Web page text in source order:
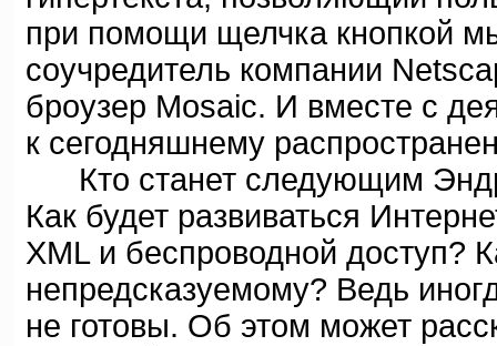
при помощи щелчка кнопкой
соучредитель компании
броузер Mosaic. И вместе с
к сегодняшнему
Кто станет следующим
Как будет развиваться
XML и беспроводной доступ?
непредсказуемому? Ведь
не готовы. Об этом может